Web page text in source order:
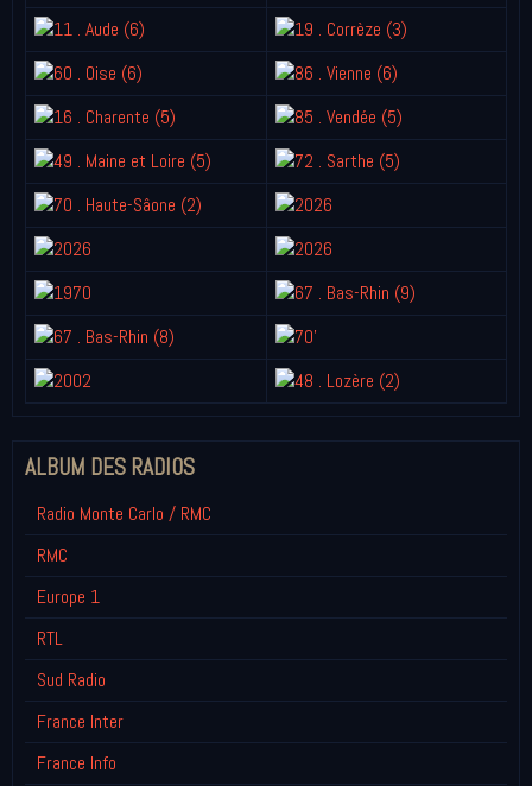
ALBUM DES RADIOS
Radio Monte Carlo / RMC
RMC
Europe 1
RTL
Sud Radio
France Inter
France Info